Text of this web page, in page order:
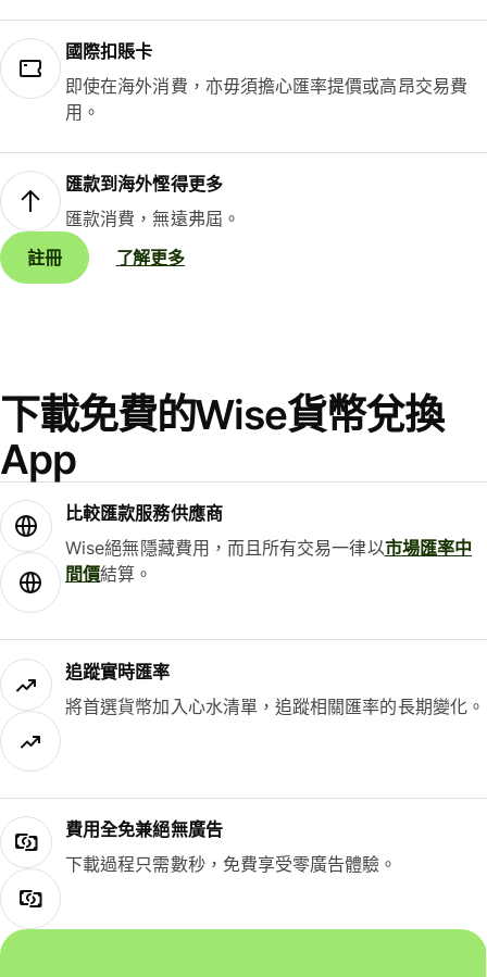
國際扣賬卡
即使在海外消費，亦毋須擔心匯率提價或高昂交易費
用。
匯款到海外慳得更多
匯款消費，無遠弗屆。
註冊
了解更多
下載免費的Wise貨幣兌換
App
比較匯款服務供應商
Wise絕無隱藏費用，而且所有交易一律以市場匯率中
間價結算。
追蹤實時匯率
將首選貨幣加入心水清單，追蹤相關匯率的長期變化。
費用全免兼絕無廣告
下載過程只需數秒，免費享受零廣告體驗。